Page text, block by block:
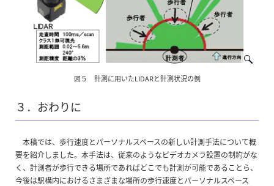
図５ 計測に用いたLIDARと計測状況の例
３．おわりに
本稿では、歩行速度とパーソナルスペースの新しい計測手法について概
要を紹介しました。本手法は、従来のようなビデオカメラ設置の制約がな
く、計測者が歩行できる場所であればどこでも計測が可能であることら、
今後は駅構内におけるさまざまな場所の歩行速度とパーソナルスペース